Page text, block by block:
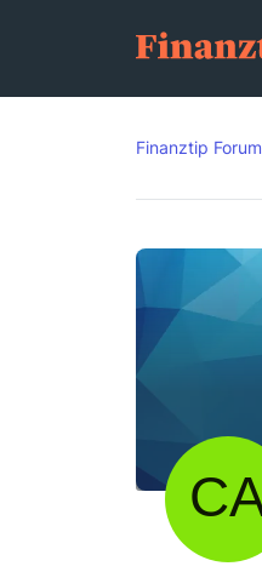
Finanztip Forum